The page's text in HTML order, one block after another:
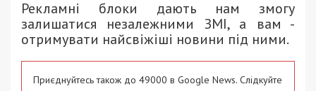
Рекламні блоки дають нам змогу
залишатися незалежними ЗМІ, а вам -
отримувати найсвіжіші новини під ними.
Приєднуйтесь також до 49000 в Google News. Слідкуйте